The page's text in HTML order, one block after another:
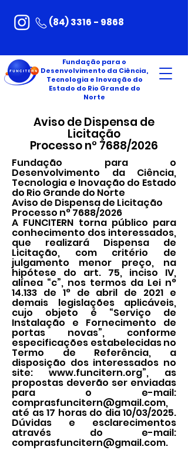
(84) 3316 - 9868
Fundação para o
Desenvolvimento da Ciência,
Tecnologia e Inovação do
Estado do Rio Grande do
Norte
Aviso de Dispensa de
Licitação
Processo n° 7688/2026
Fundação para o
Desenvolvimento da Ciência,
Tecnologia e Inovação do Estado
do Rio Grande do Norte
Aviso de Dispensa de Licitação
Processo n° 7688/2026
A FUNCITERN torna público para
conhecimento dos interessados,
que realizará Dispensa de
Licitação, com critério de
julgamento menor preço, na
hipótese do art. 75, inciso IV,
alínea “c”, nos termos da Lei n°
14.133 de 1° de abril de 2021 e
demais legislações aplicáveis,
cujo objeto é “Serviço de
Instalação e Fornecimento de
portas novas”, conforme
especificações estabelecidas no
Termo de Referência, a
disposição dos interessados no
site:www.funcitern.org”, as
propostas deverão ser enviadas
para o e-mail:
comprasfuncitern@gmail.com,
até as 17 horas do dia 10/03/2025.
Dúvidas e esclarecimentos
através do e-mail:
comprasfuncitern@gmail.com.